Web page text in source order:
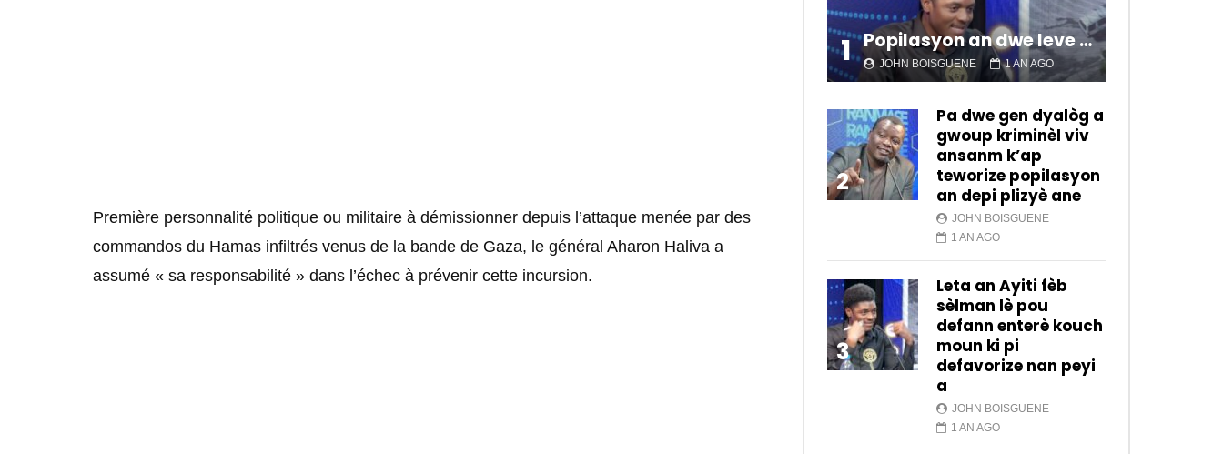
Première personnalité politique ou militaire à démissionner depuis l’attaque menée par des
commandos du Hamas infiltrés venus de la bande de Gaza, le général Aharon Haliva a
assumé « sa responsabilité » dans l’échec à prévenir cette incursion.
1 Popilasyon an dwe leve kanpe pou chanje sitiyasyon kawotik l’ap viv nan peyi a.
JOHN BOISGUENE 1 AN AGO
2
Pa dwe gen dyalòg a
gwoup kriminèl viv
ansanm k’ap
teworize popilasyon
an depi plizyè ane
JOHN BOISGUENE
1 AN AGO
3
Leta an Ayiti fèb
sèlman lè pou
defann enterè kouch
moun ki pi
defavorize nan peyi
a
JOHN BOISGUENE
1 AN AGO